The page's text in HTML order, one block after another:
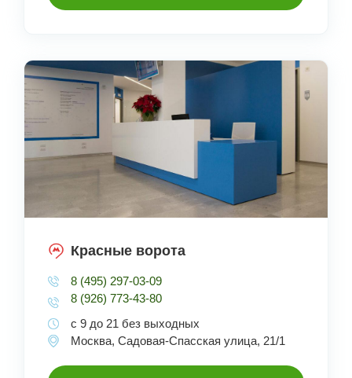
Красные ворота
8 (495) 297-03-09
8 (926) 773-43-80
с 9 до 21 без выходных
Москва, Садовая-Спасская улица, 21/1